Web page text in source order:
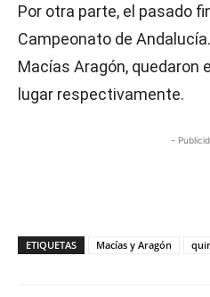
Por otra parte, el pasado
Campeonato de
Macías Aragón, quedaron
lugar respectivamente.
-
ETIQUETAS Macías y Aragón